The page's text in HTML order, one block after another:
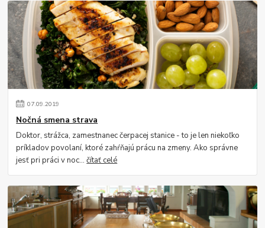
07.09.2019
Nočná smena strava
Doktor, strážca, zamestnanec čerpacej stanice - to je len niekoľko
príkladov povolaní, ktoré zahŕňajú prácu na zmeny. Ako správne
jesť pri práci v noc...čítať celé